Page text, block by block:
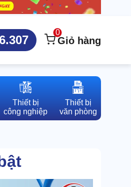
0
Giỏ hàng
Thiết bị
công nghiệp
Thiết bị
văn phòng